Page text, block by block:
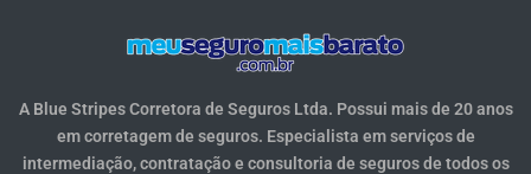
A Blue Stripes Corretora de Seguros Ltda. Possui mais de 20 anos
em corretagem de seguros. Especialista em serviços de
intermediação, contratação e consultoria de seguros de todos os